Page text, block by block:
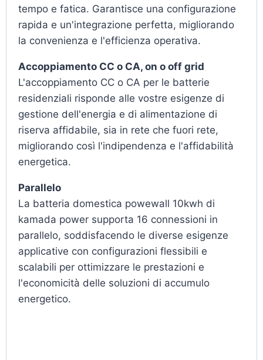
tempo e fatica. Garantisce una configurazione
rapida e un'integrazione perfetta, migliorando
la convenienza e l'efficienza operativa.
Accoppiamento CC o CA, on o off grid
L'accoppiamento CC o CA per le batterie
residenziali risponde alle vostre esigenze di
gestione dell'energia e di alimentazione di
riserva affidabile, sia in rete che fuori rete,
migliorando così l'indipendenza e l'affidabilità
energetica.
Parallelo
La batteria domestica powewall 10kwh di
kamada power supporta 16 connessioni in
parallelo, soddisfacendo le diverse esigenze
applicative con configurazioni flessibili e
scalabili per ottimizzare le prestazioni e
l'economicità delle soluzioni di accumulo
energetico.